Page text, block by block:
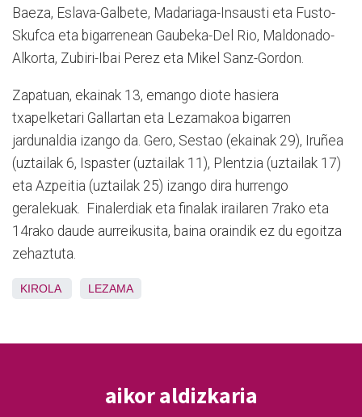
Baeza, Eslava-Galbete, Madariaga-Insausti eta Fusto-
Skufca eta bigarrenean Gaubeka-Del Rio, Maldonado-
Alkorta, Zubiri-Ibai Perez eta Mikel Sanz-Gordon.
Zapatuan, ekainak 13, emango diote hasiera
txapelketari Gallartan eta Lezamakoa bigarren
jardunaldia izango da. Gero, Sestao (ekainak 29), Iruñea
(uztailak 6, Ispaster (uztailak 11), Plentzia (uztailak 17)
eta Azpeitia (uztailak 25) izango dira hurrengo
geralekuak. Finalerdiak eta finalak irailaren 7rako eta
14rako daude aurreikusita, baina oraindik ez du egoitza
zehaztuta.
KIROLA LEZAMA
aikor aldizkaria